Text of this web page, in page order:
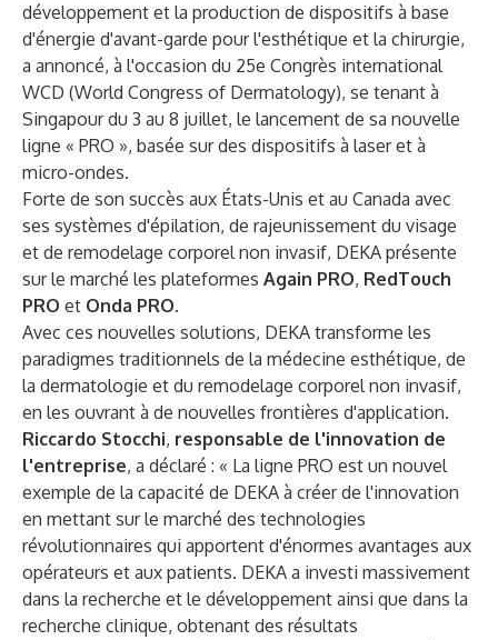
développement et la production de dispositifs à base
d'énergie d'avant-garde pour l'esthétique et la chirurgie,
a annoncé, à l'occasion du 25e Congrès international
WCD (World Congress of Dermatology), se tenant à
Singapour du 3 au 8 juillet, le lancement de sa nouvelle
ligne « PRO », basée sur des dispositifs à laser et à
micro-ondes.
Forte de son succès aux États-Unis et au Canada avec
ses systèmes d'épilation, de rajeunissement du visage
et de remodelage corporel non invasif, DEKA présente
sur le marché les plateformes Again PRO, RedTouch
PRO et Onda PRO.
Avec ces nouvelles solutions, DEKA transforme les
paradigmes traditionnels de la médecine esthétique, de
la dermatologie et du remodelage corporel non invasif,
en les ouvrant à de nouvelles frontières d'application.
Riccardo Stocchi, responsable de l'innovation de
l'entreprise, a déclaré : « La ligne PRO est un nouvel
exemple de la capacité de DEKA à créer de l'innovation
en mettant sur le marché des technologies
révolutionnaires qui apportent d'énormes avantages aux
opérateurs et aux patients. DEKA a investi massivement
dans la recherche et le développement ainsi que dans la
recherche clinique, obtenant des résultats